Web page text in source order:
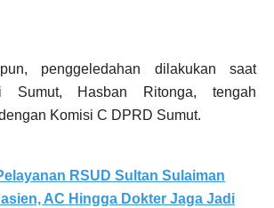
penggeledahan dilakukan saat
Sumut, Hasban Ritonga, tengah
Komisi C DPRD Sumut.
RSUD Sultan Sulaiman
AC Hingga Dokter Jaga Jadi